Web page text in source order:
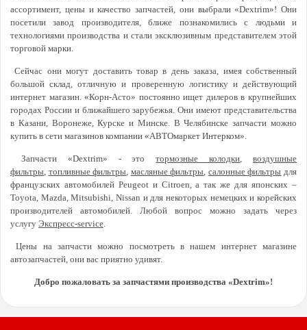
ассортимент, цены и качество запчастей, они выбрали «Dextrim»! Они
посетили завод производителя, ближе познакомились с людьми и
технологиями производства и стали эксклюзивным представителем этой
торговой марки.
Сейчас они могут доставить товар в день заказа, имея собственный
большой склад, отличную и проверенную логистику и действующий
интернет магазин. «Корн-Асто» постоянно ищет дилеров в крупнейших
городах России и ближайшего зарубежья. Они имеют представительства
в Казани, Воронеже, Курске и Минске. В Челябинске запчасти можно
купить в сети магазинов компании «АВТОмаркет Интерком».
Запчасти «Dextrim» - этотормозные колодки,воздушные
фильтры, топливные фильтры, масляные фильтры, салонные фильтры для
французских автомобилей Peugeot и Citroen, а так же для японских –
Toyota, Mazda, Mitsubishi, Nissan и для некоторых немецких и корейских
производителей автомобилей. Любой вопрос можно задать через
услугу Экспресс-service.
Цены на запчасти можно посмотреть в нашем интернет магазине
автозапчастей, они вас приятно удивят.
Добро пожаловать за запчастями производства «Dextrim»!